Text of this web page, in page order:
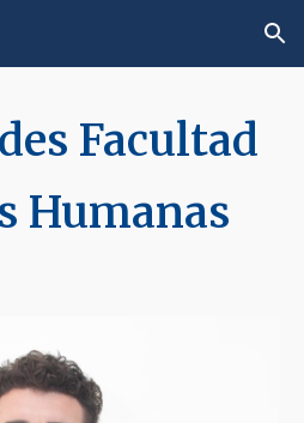
Skip to navigation
Facultad
Humanas